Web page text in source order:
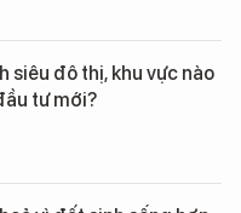
siêu đô thị, khu vực nào
tư mới?